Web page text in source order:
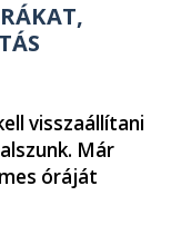
visszaállítani
Már
óráját